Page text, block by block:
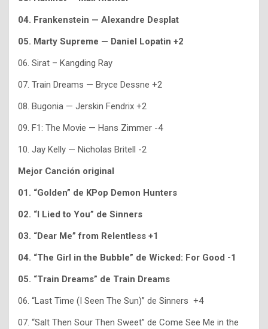
04. Frankenstein — Alexandre Desplat
05. Marty Supreme — Daniel Lopatin +2
06. Sirat – Kangding Ray
07. Train Dreams — Bryce Dessne +2
08. Bugonia — Jerskin Fendrix +2
09. F1: The Movie — Hans Zimmer -4
10. Jay Kelly — Nicholas Britell -2
Mejor Canción original
01. “Golden” de KPop Demon Hunters
02. “I Lied to You” de Sinners
03. “Dear Me” from Relentless +1
04. “The Girl in the Bubble” de Wicked: For Good -1
05. “Train Dreams” de Train Dreams
06. “Last Time (I Seen The Sun)” de Sinners +4
07. “Salt Then Sour Then Sweet” de Come See Me in the